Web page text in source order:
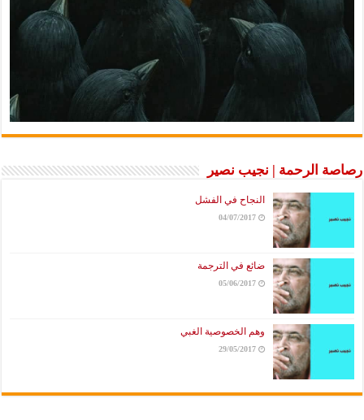
رصاصة الرحمة | نجيب نصير
النجاح في الفشل
04/07/2017
ضائع في الترجمة
05/06/2017
وهم الخصوصية الغبي
29/05/2017